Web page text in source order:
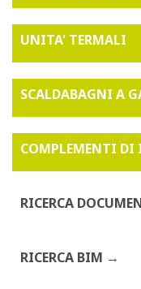
UNITA' TERMALI
SCALDABAGNI A
COMPLEMENTI
RICERCA
RICERCA BIM